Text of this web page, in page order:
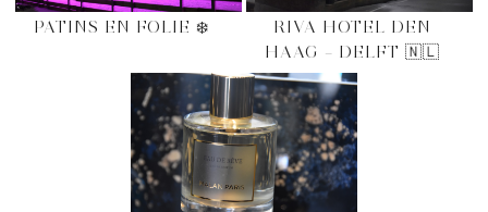
PATINS EN FOLIE ❄️
RIVA HOTEL DEN
HAAG – DELFT 🇳🇱